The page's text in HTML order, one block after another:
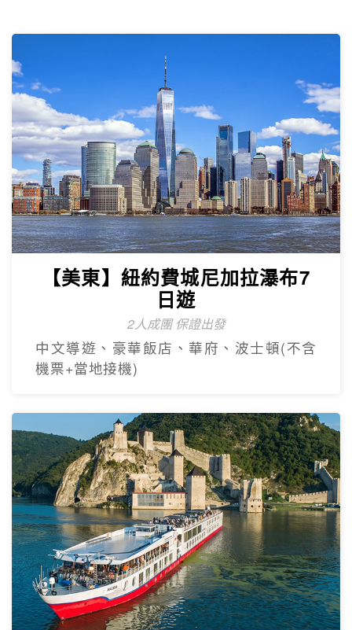
【美東】紐約費城尼加拉瀑布7
日遊
2人成團 保證出發
中文導遊、豪華飯店、華府、波士頓(不含
機票+當地接機)